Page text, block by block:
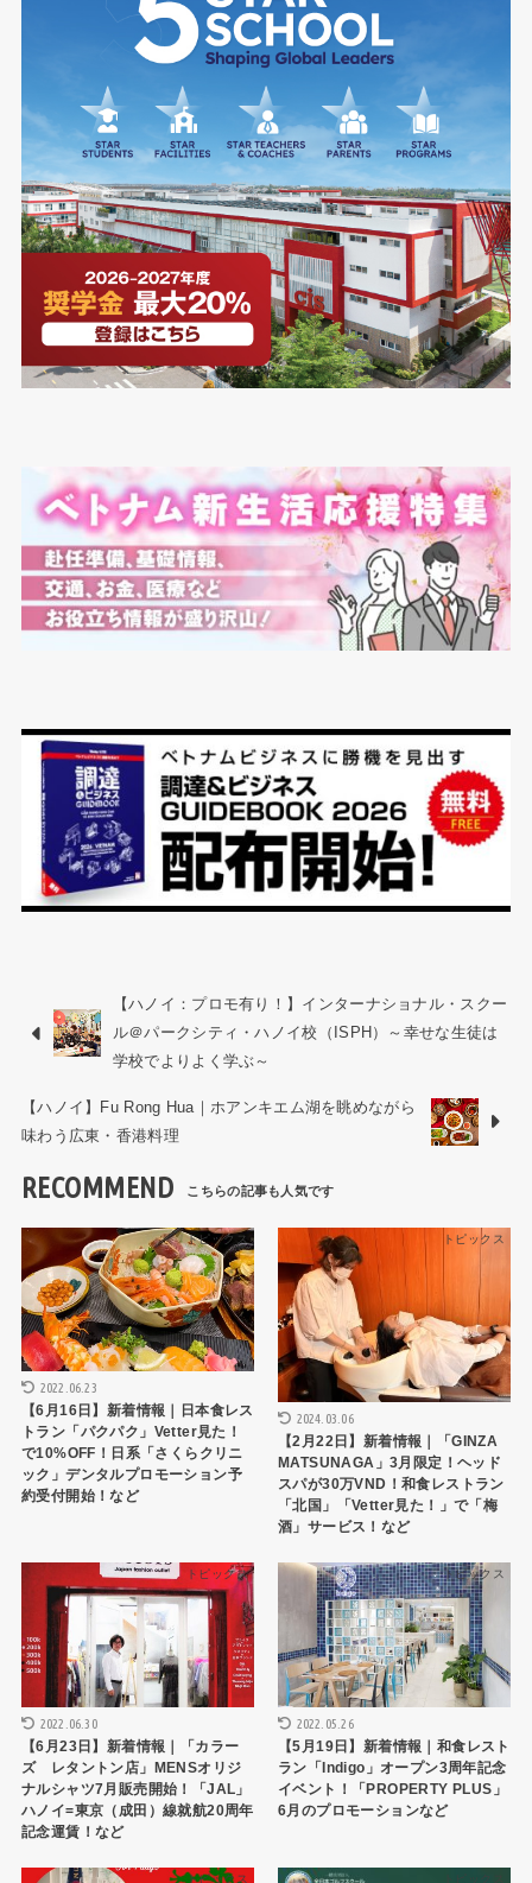
【ハノイ：プロモ有り！】インターナショナル・スクー
ル＠パークシティ・ハノイ校（ISPH）～幸せな生徒は
学校でよりよく学ぶ～
【ハノイ】Fu Rong Hua｜ホアンキエム湖を眺めながら
味わう広東・香港料理
RECOMMEND
トピックス
2022.06.23
【6月16日】新着情報｜日本食レス
トラン「パクパク」Vetter見た！
で10%OFF！日系「さくらクリニ
ック」デンタルプロモーション予
約受付開始！など
トピックス
2024.03.06
【2月22日】新着情報｜「GINZA
MATSUNAGA」3月限定！ヘッド
スパが30万VND！和食レストラン
「北国」「Vetter見た！」で「梅
酒」サービス！など
トピックス
2022.06.30
【6月23日】新着情報｜「カラー
ズ レタントン店」MENSオリジ
ナルシャツ7月販売開始！「JAL」
ハノイ=東京（成田）線就航20周年
記念運賃！など
トピックス
2022.05.26
【5月19日】新着情報｜和食レスト
ラン「Indigo」オープン3周年記念
イベント！「PROPERTY PLUS」
6月のプロモーションなど
トピックス トピックス